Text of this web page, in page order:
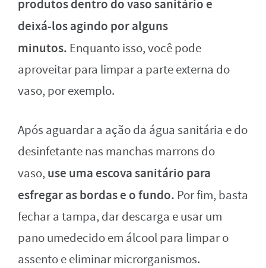
produtos dentro do vaso sanitário e
deixá-los agindo por alguns
minutos. Enquanto isso, você pode
aproveitar para limpar a parte externa do
vaso, por exemplo.
Após aguardar a ação da água sanitária e do
desinfetante nas manchas marrons do
vaso, use uma escova sanitário para
esfregar as bordas e o fundo. Por fim, basta
fechar a tampa, dar descarga e usar um
pano umedecido em álcool para limpar o
assento e eliminar microrganismos.